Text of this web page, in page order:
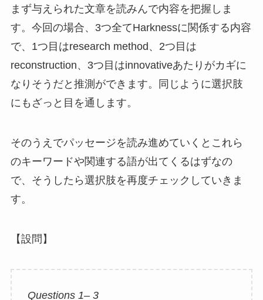
まず与えられた文章を読みんで内容を把握しま
す。今回の場合、3つ全てHarknessに関係する内容
で、1つ目はresearch method、2つ目は
reconstruction、3つ目はinnovativeあたりがカギに
なりそうだと推測ができます。同じように選択肢
にもざっと目を通します。
そのうえでパッセージを読み進めていくとこれら
のキーワードや関連する語が出てくるはずなの
で、そうしたら選択肢を再度チェックしていきま
す。
【設問】
Questions 1– 3